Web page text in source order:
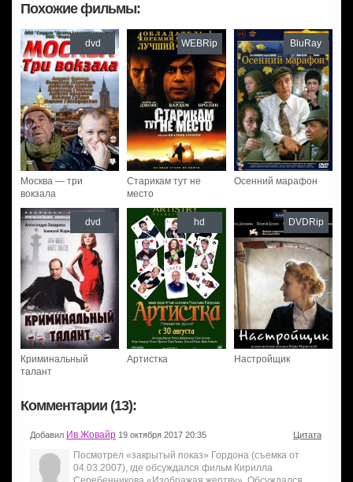
Похожие фильмы:
Москва — три
вокзала
dvd
Старикам тут не
место
WEBRip
Осенний марафон
BluRay
Криминальный
талант
dvd
Артистка
hd
Настройщик
DVDRip
Комментарии (13):
Добавил Ив Жовайр 19 октября 2017 20:35 Цитата
Посмотрел «закрытый показ» Гордона (съемка от
04.03.2007), где обсуждался фильм Кирилла